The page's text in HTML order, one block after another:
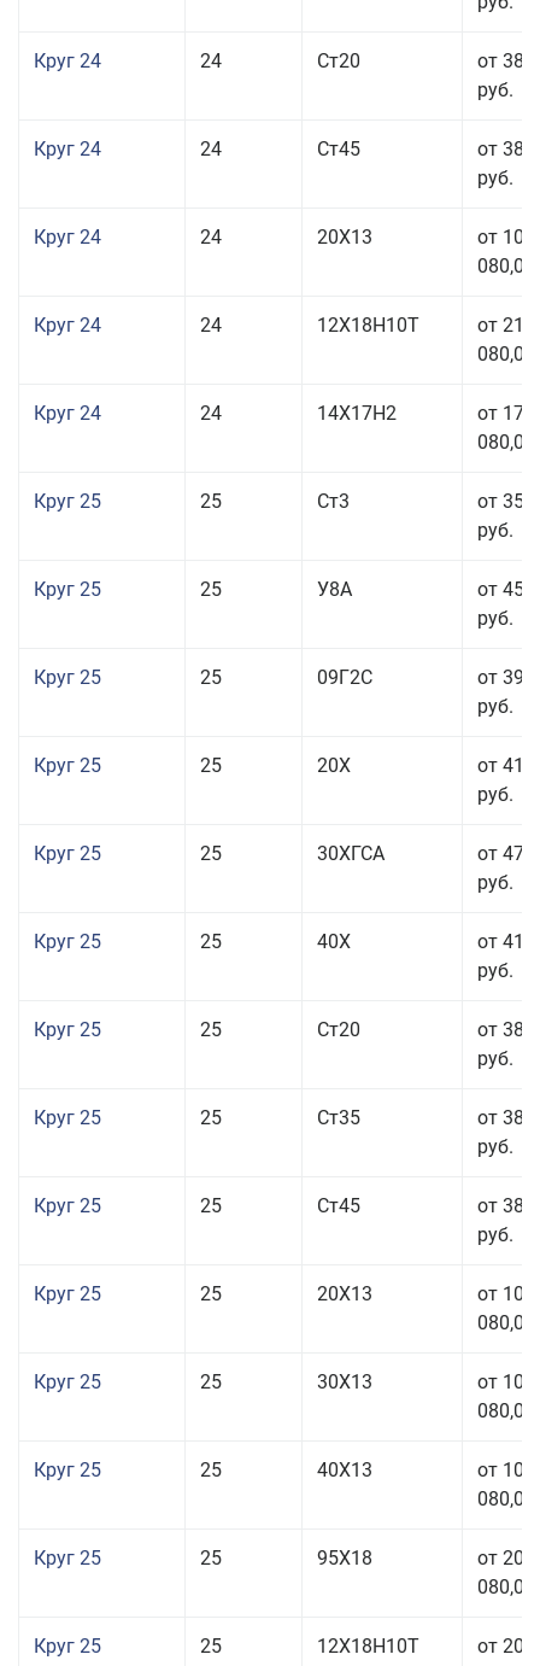
Круг 24 24 Ст20
от 38
руб.
Круг 24 24 Ст45
от 38
руб.
Круг 24 24 20Х13
от 103
080,00
Круг 24 24 12Х18Н10Т
от 211
080,00
Круг 24 24 14Х17Н2
от 178
080,00
Круг 25 25 Ст3
от 35
руб.
Круг 25 25 У8А
от 45
руб.
Круг 25 25 09Г2С
от 39
руб.
Круг 25 25 20Х
от 41
руб.
Круг 25 25 30ХГСА
от 47
руб.
Круг 25 25 40Х
от 41
руб.
Круг 25 25 Ст20
от 38
руб.
Круг 25 25 Ст35
от 38
руб.
Круг 25 25 Ст45
от 38
руб.
Круг 25 25 20Х13
от 103
080,00
Круг 25 25 30Х13
от 103
080,00
Круг 25 25 40Х13
от 103
080,00
Круг 25 25 95Х18
от 208
080,00
Круг 25 25 12Х18Н10Т
от 208